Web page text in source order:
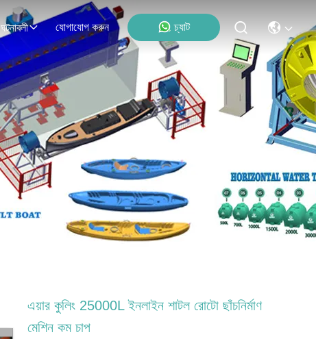
ঘটনাবলী যোগাযোগ করুন চ্যাট
এয়ার কুলিং 25000L ইনলাইন শাটল রোটো ছাঁচনির্মাণ
মেশিন কম চাপ